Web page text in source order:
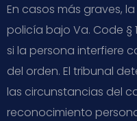
En casos más graves,
policía bajo Va. Code §
si la persona interfiere
del orden. El tribunal
las circunstancias del
reconocimiento